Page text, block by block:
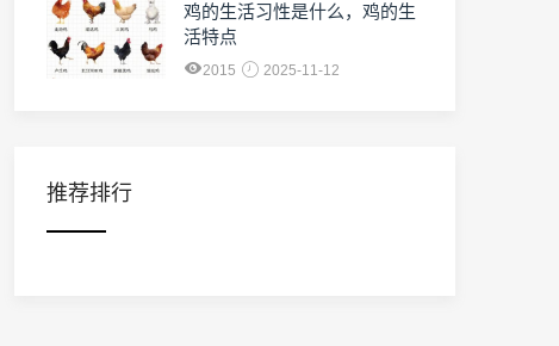
鸡的生活习性是什么，鸡的生
活特点
2015 2025-11-12
推荐排行